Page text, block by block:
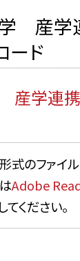
学 産学
ード
学連
式のファイ
Adobe
てください。